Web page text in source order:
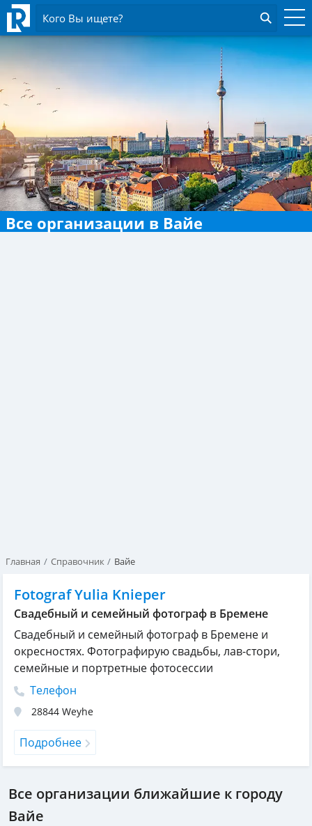
Кого Вы ищете?
Все организации в Вайе
Главная Справочник Вайе
Fotograf Yulia Knieper
Свадебный и семейный фотограф в Бремене
Свадебный и семейный фотограф в Бремене и
окресностях. Фотографирую свадьбы, лав-стори,
семейные и портретные фотосессии
Телефон
28844 Weyhe
Подробнее
Все организации ближайшие к городу
Вайе